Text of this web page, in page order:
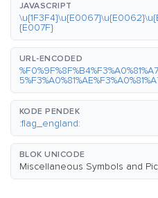
JAVASCRIPT
{E007F}
URL-ENCODED
KODE PENDEK
:flag_england:
BLOK UNICODE
Miscellaneous Symbols and